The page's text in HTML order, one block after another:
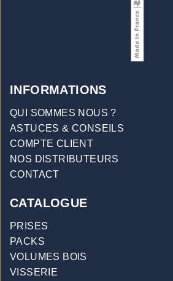
INFORMATIONS
QUI SOMMES NOUS ?
ASTUCES & CONSEILS
COMPTE CLIENT
NOS DISTRIBUTEURS
CONTACT
CATALOGUE
PRISES
PACKS
VOLUMES BOIS
VISSERIE